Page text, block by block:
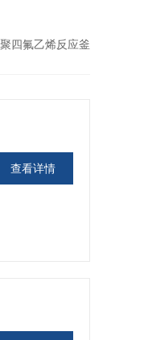
四氟乙烯反应釜
查看详情